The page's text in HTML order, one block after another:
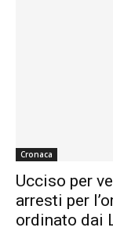
Cronaca
Ucciso per
arresti per
ordinato dai